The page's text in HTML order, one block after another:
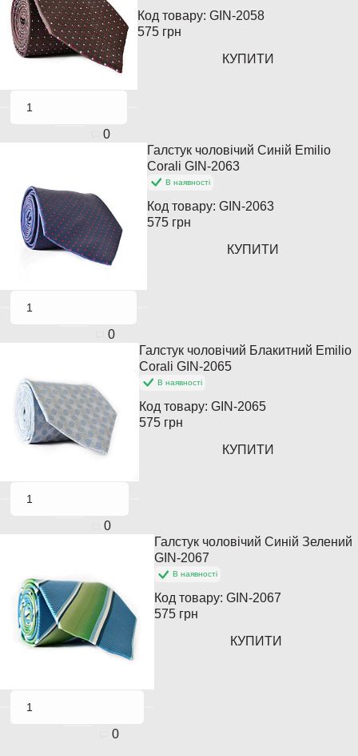
0
Код товару:GIN-2058
575 грн
КУПИТИ
0
Галстук чоловічий Синій Emilio
Corali GIN-2063
В наявності
Код товару:GIN-2063
575 грн
КУПИТИ
0
Галстук чоловічий Блакитний Emilio
Corali GIN-2065
В наявності
Код товару: GIN-2065
575 грн
КУПИТИ
0
Галстук чоловічий Синій Зелений
GIN-2067
В наявності
Код товару:GIN-2067
575 грн
КУПИТИ